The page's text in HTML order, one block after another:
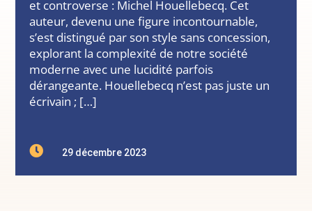
et controverse : Michel Houellebecq. Cet
auteur, devenu une figure incontournable,
s’est distingué par son style sans concession,
explorant la complexité de notre société
moderne avec une lucidité parfois
dérangeante. Houellebecq n’est pas juste un
écrivain ; […]
 29 décembre 2023